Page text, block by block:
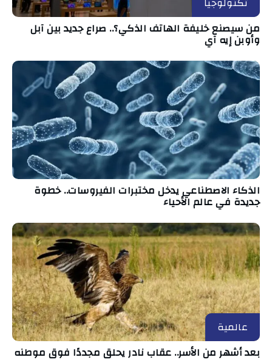
من سيصنع خليفة الهاتف الذكي؟.. صراع جديد بين آبل
وأوبن إيه آي
الذكاء الاصطناعي يدخل مختبرات الفيروسات.. خطوة
جديدة في عالم الأحياء
عالمية
بعد أشهر من الأسر.. عقاب نادر يحلق مجددًا فوق موطنه